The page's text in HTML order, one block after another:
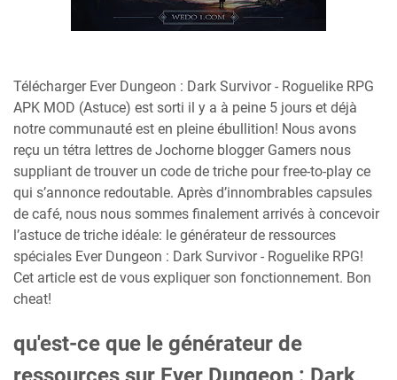
Télécharger Ever Dungeon : Dark Survivor - Roguelike RPG
APK MOD (Astuce) est sorti il y a à peine 5 jours et déjà
notre communauté est en pleine ébullition! Nous avons
reçu un tétra lettres de Jochorne blogger Gamers nous
suppliant de trouver un code de triche pour free-to-play ce
qui s’annonce redoutable. Après d’innombrables capsules
de café, nous nous sommes finalement arrivés à concevoir
l’astuce de triche idéale: le générateur de ressources
spéciales Ever Dungeon : Dark Survivor - Roguelike RPG!
Cet article est de vous expliquer son fonctionnement. Bon
cheat!
qu'est-ce que le générateur de